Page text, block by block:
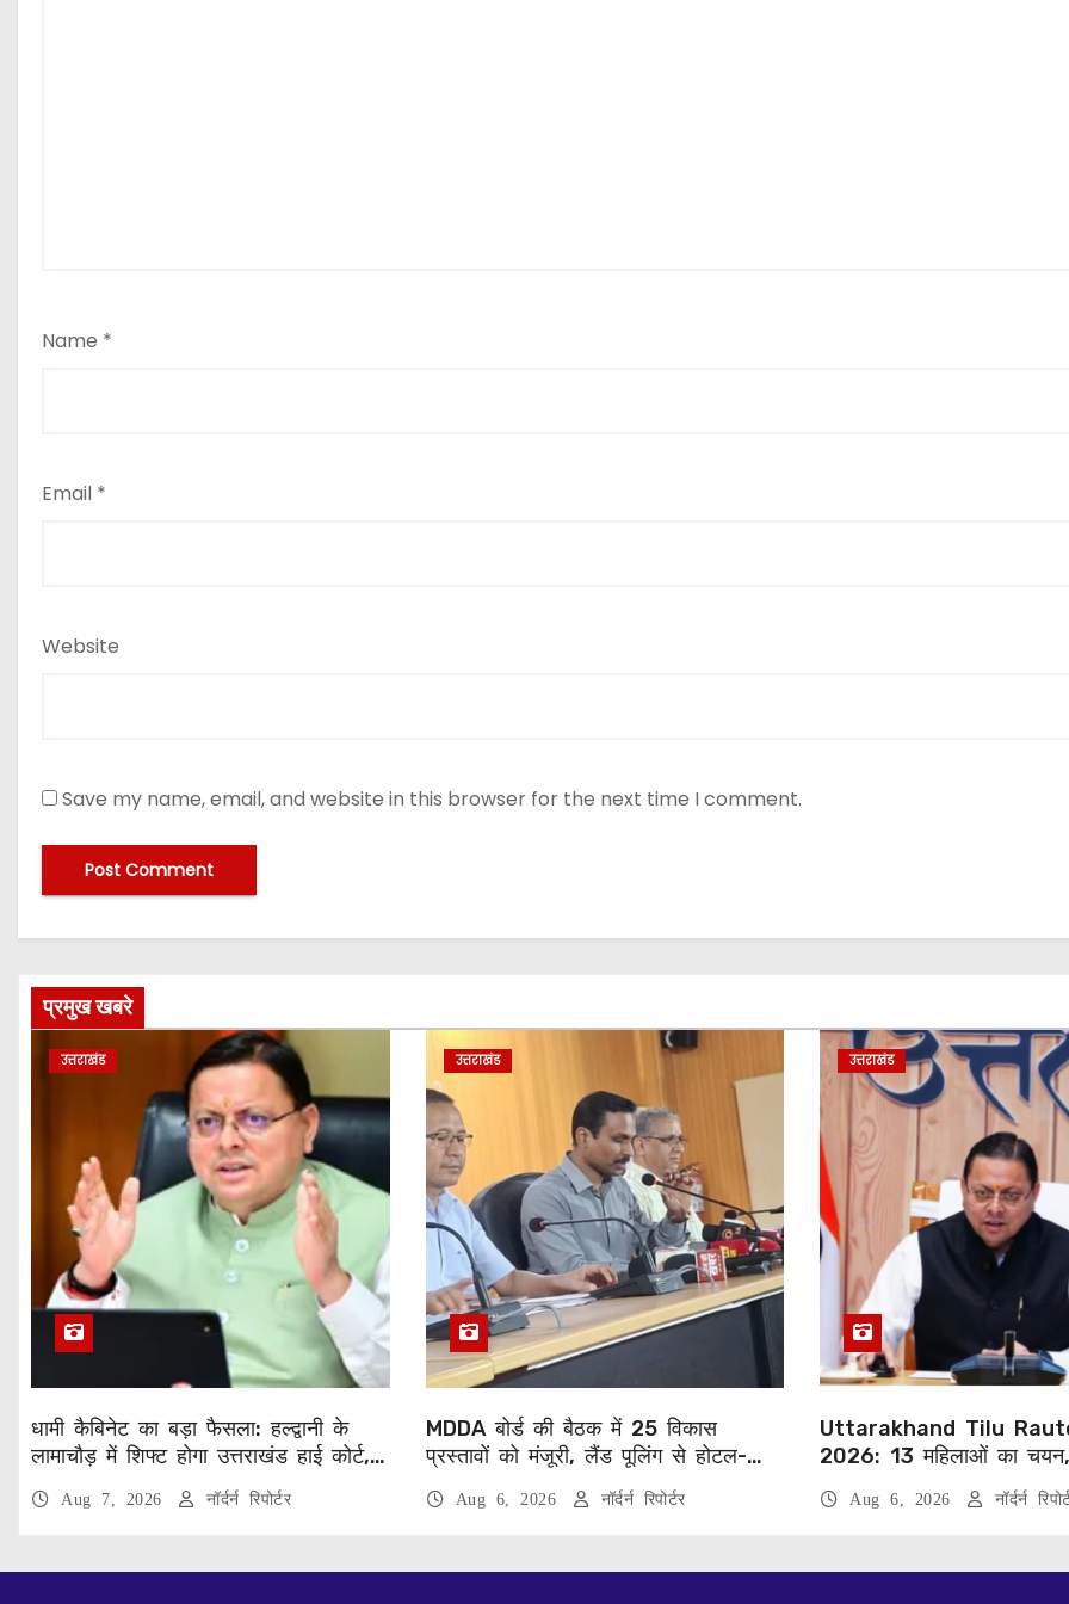
Name *
Email *
Website
Save my name, email, and website in this browser for the next time I comment.
प्रमुख खबरे
उत्तराखंड
धामी कैबिनेट का बड़ा फैसला: हल्द्वानी के
लामाचौड़ में शिफ्ट होगा उत्तराखंड हाई कोर्ट,
Aug 7, 2026 नॉर्दर्न रिपोर्टर
उत्तराखंड
MDDA बोर्ड की बैठक में 25 विकास
प्रस्तावों को मंजूरी, लैंड पूलिंग से होटल-
पर्यटन परियोजनाओं को मिलेगी रफ्तार
Aug 6, 2026 नॉर्दर्न रिपोर्टर
उत्तराखंड
Uttarakhand Tilu
2026: 13 महिलाओं का
को सीएम धामी करेंगे सम्मानित
Aug 6, 2026 नॉर्दर्न